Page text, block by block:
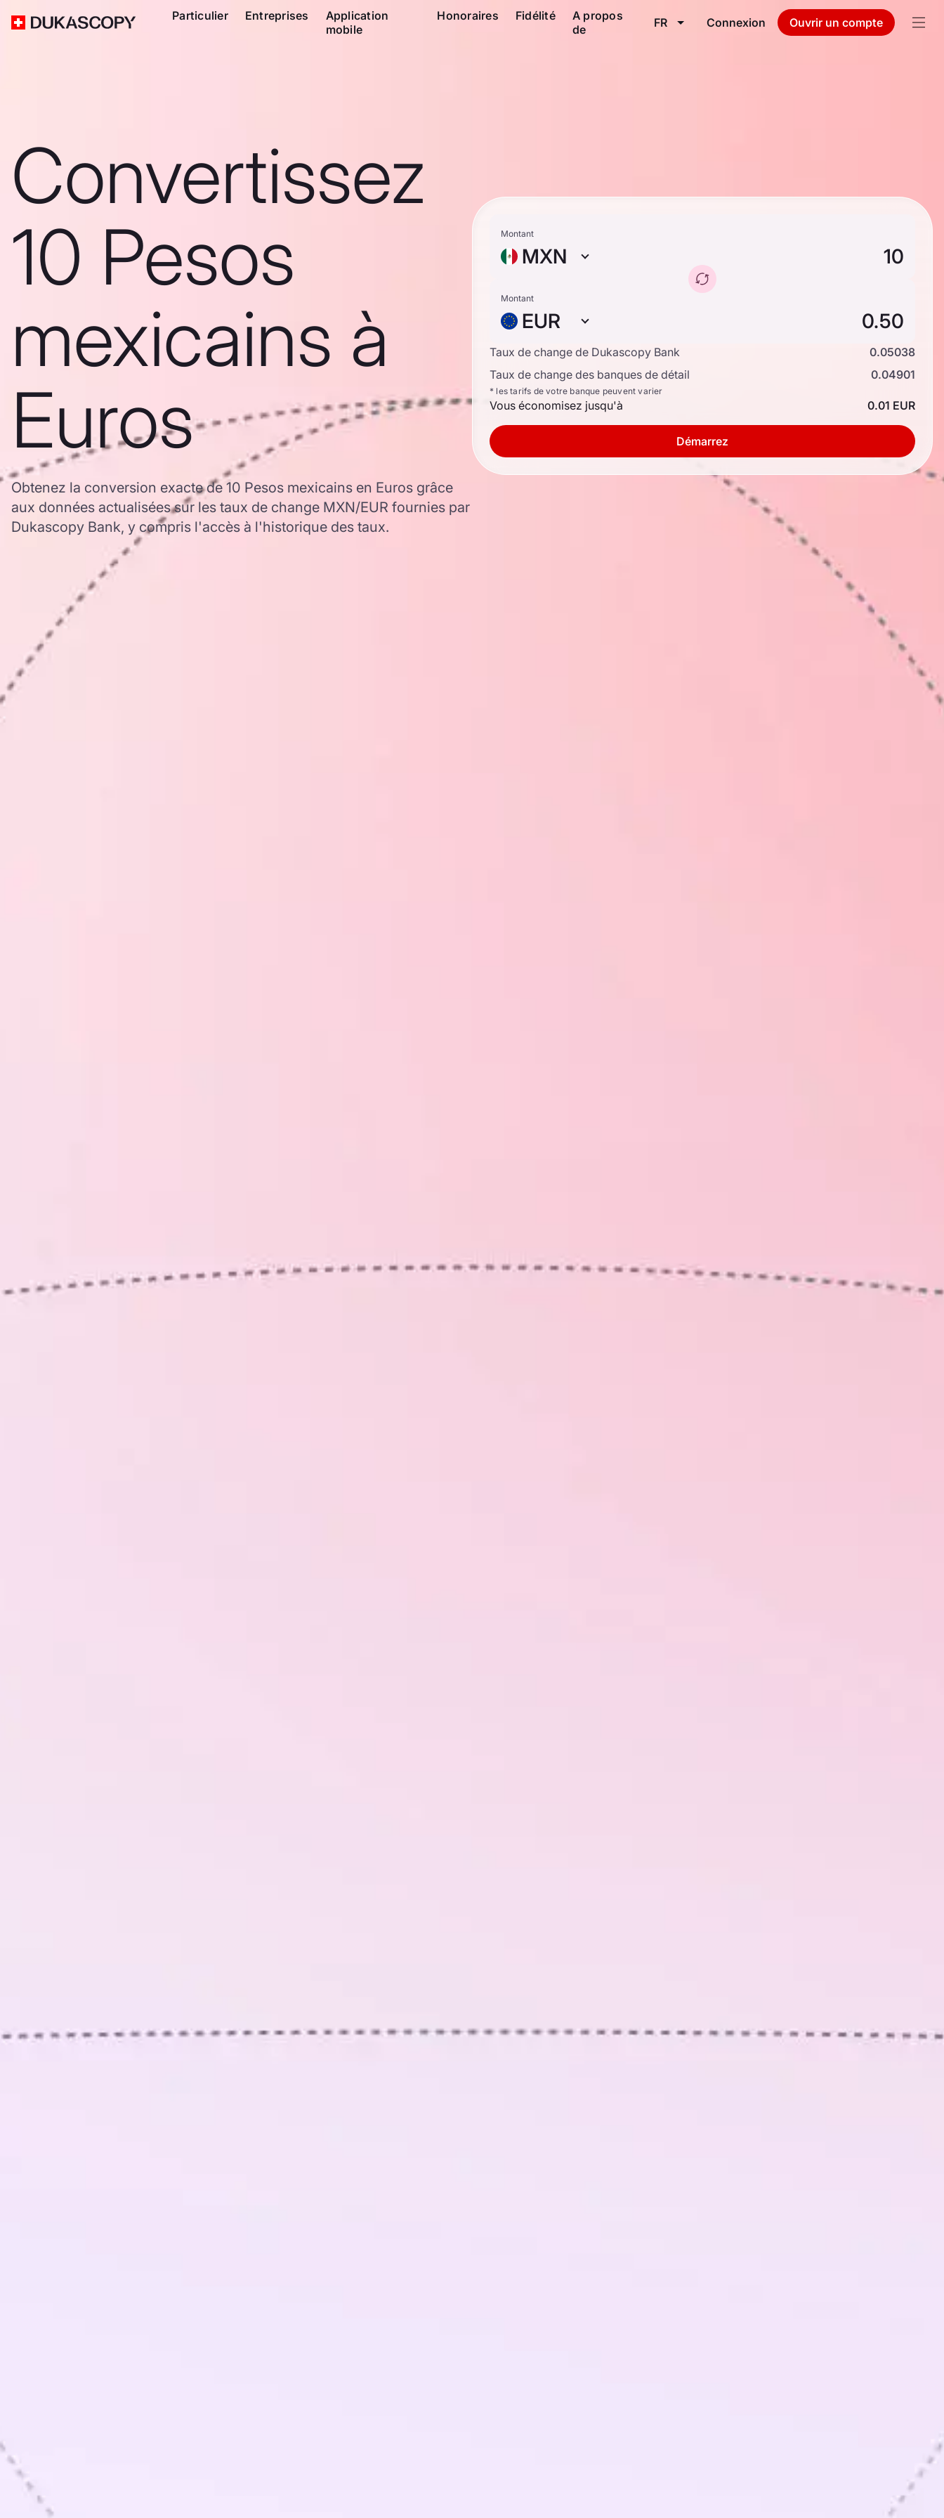
Particulier Entreprises
Application
mobile
Honoraires Fidélité
A propos
de
FR Connexion Ouvrir un compte
Convertissez
10 Pesos
mexicains à
Euros
Obtenez la conversion exacte de 10 Pesos mexicains en Euros grâce
aux données actualisées sur les taux de change MXN/EUR fournies par
Dukascopy Bank, y compris l'accès à l'historique des taux.
Montant
MXN
Montant
EUR
Taux de change de Dukascopy Bank
0.05038
Taux de change des banques de détail
0.04901
* les tarifs de votre banque peuvent varier
Vous économisez jusqu'à 0.01 EUR
Démarrez